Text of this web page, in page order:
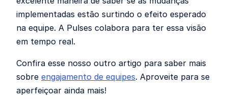
implementadas estão surtindo o efeito esperado
na equipe. A Pulses colabora para ter essa visão
em tempo real.
Confira esse nosso outro artigo para saber mais
sobre engajamento de equipes. Aproveite para se
aperfeiçoar ainda mais!